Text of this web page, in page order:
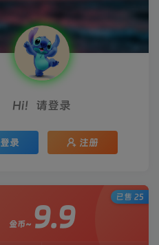
Hi！请登录
登录 注册
金币~ 9.9
已售 25